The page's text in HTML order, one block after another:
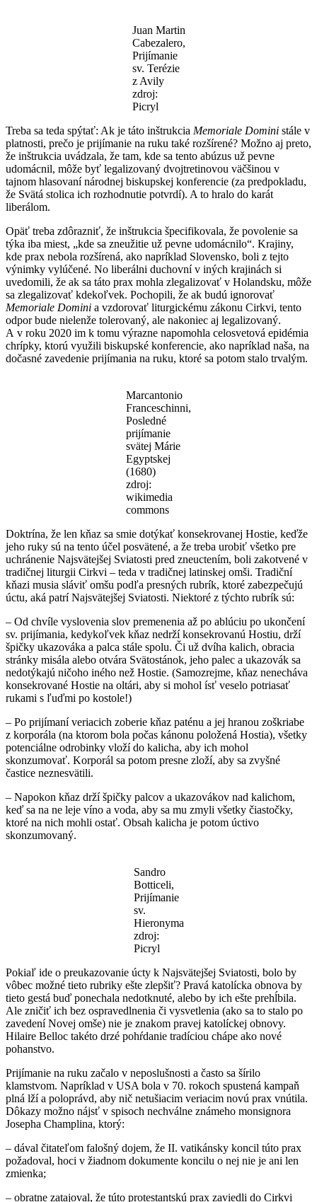
Juan Martin
Cabezalero,
Prijímanie
sv. Terézie
z Avily
zdroj:
Picryl
Treba sa teda spýtať: Ak je táto inštrukcia Memoriale Domini stále v
platnosti, prečo je prijímanie na ruku také rozšírené? Možno aj preto,
že inštrukcia uvádzala, že tam, kde sa tento abúzus už pevne
udomácnil, môže byť legalizovaný dvojtretinovou väčšinou v
tajnom hlasovaní národnej biskupskej konferencie (za predpokladu,
že Svätá stolica ich rozhodnutie potvrdí). A to hralo do karát
liberálom.
Opäť treba zdôrazniť, že inštrukcia špecifikovala, že povolenie sa
týka iba miest, „kde sa zneužitie už pevne udomácnilo“. Krajiny,
kde prax nebola rozšírená, ako napríklad Slovensko, boli z tejto
výnimky vylúčené. No liberálni duchovní v iných krajinách si
uvedomili, že ak sa táto prax mohla zlegalizovať v Holandsku, môže
sa zlegalizovať kdekoľvek. Pochopili, že ak budú ignorovať
Memoriale Domini a vzdorovať liturgickému zákonu Cirkvi, tento
odpor bude nielenže tolerovaný, ale nakoniec aj legalizovaný.
A v roku 2020 im k tomu výrazne napomohla celosvetová epidémia
chrípky, ktorú využili biskupské konferencie, ako napríklad naša, na
dočasné zavedenie prijímania na ruku, ktoré sa potom stalo trvalým.
Marcantonio
Franceschinni,
Posledné
prijímanie
svätej Márie
Egyptskej
(1680)
zdroj:
wikimedia
commons
Doktrína, že len kňaz sa smie dotýkať konsekrovanej Hostie, keďže
jeho ruky sú na tento účel posvätené, a že treba urobiť všetko pre
uchránenie Najsvätejšej Sviatosti pred zneuctením, boli zakotvené v
tradičnej liturgii Cirkvi – teda v tradičnej latinskej omši. Tradiční
kňazi musia sláviť omšu podľa presných rubrík, ktoré zabezpečujú
úctu, aká patrí Najsvätejšej Sviatosti. Niektoré z týchto rubrík sú:
– Od chvíle vyslovenia slov premenenia až po ablúciu po ukončení
sv. prijímania, kedykoľvek kňaz nedrží konsekrovanú Hostiu, drží
špičky ukazováka a palca stále spolu. Či už dvíha kalich, obracia
stránky misála alebo otvára Svätostánok, jeho palec a ukazovák sa
nedotýkajú ničoho iného než Hostie. (Samozrejme, kňaz nenecháva
konsekrované Hostie na oltári, aby si mohol ísť veselo potriasať
rukami s ľuďmi po kostole!)
– Po prijímaní veriacich zoberie kňaz paténu a jej hranou zoškriabe
z korporála (na ktorom bola počas kánonu položená Hostia), všetky
potenciálne odrobinky vloží do kalicha, aby ich mohol
skonzumovať. Korporál sa potom presne zloží, aby sa zvyšné
častice neznesvätili.
– Napokon kňaz drží špičky palcov a ukazovákov nad kalichom,
keď sa na ne leje víno a voda, aby sa mu zmyli všetky čiastočky,
ktoré na nich mohli ostať. Obsah kalicha je potom úctivo
skonzumovaný.
Sandro
Botticeli,
Prijímanie
sv.
Hieronyma
zdroj:
Picryl
Pokiaľ ide o preukazovanie úcty k Najsvätejšej Sviatosti, bolo by
vôbec možné tieto rubriky ešte zlepšiť? Pravá katolícka obnova by
tieto gestá buď ponechala nedotknuté, alebo by ich ešte prehĺbila.
Ale zničiť ich bez ospravedlnenia či vysvetlenia (ako sa to stalo po
zavedení Novej omše) nie je znakom pravej katolíckej obnovy.
Hilaire Belloc takéto drzé pohŕdanie tradíciou chápe ako nové
pohanstvo.
Prijímanie na ruku začalo v neposlušnosti a často sa šírilo
klamstvom. Napríklad v USA bola v 70. rokoch spustená kampaň
plná lží a poloprávd, aby nič netušiacim veriacim novú prax vnútila.
Dôkazy možno nájsť v spisoch nechválne známeho monsignora
Josepha Champlina, ktorý:
– dával čitateľom falošný dojem, že II. vatikánsky koncil túto prax
požadoval, hoci v žiadnom dokumente koncilu o nej nie je ani len
zmienka;
– obratne zatajoval, že túto protestantskú prax zaviedli do Cirkvi